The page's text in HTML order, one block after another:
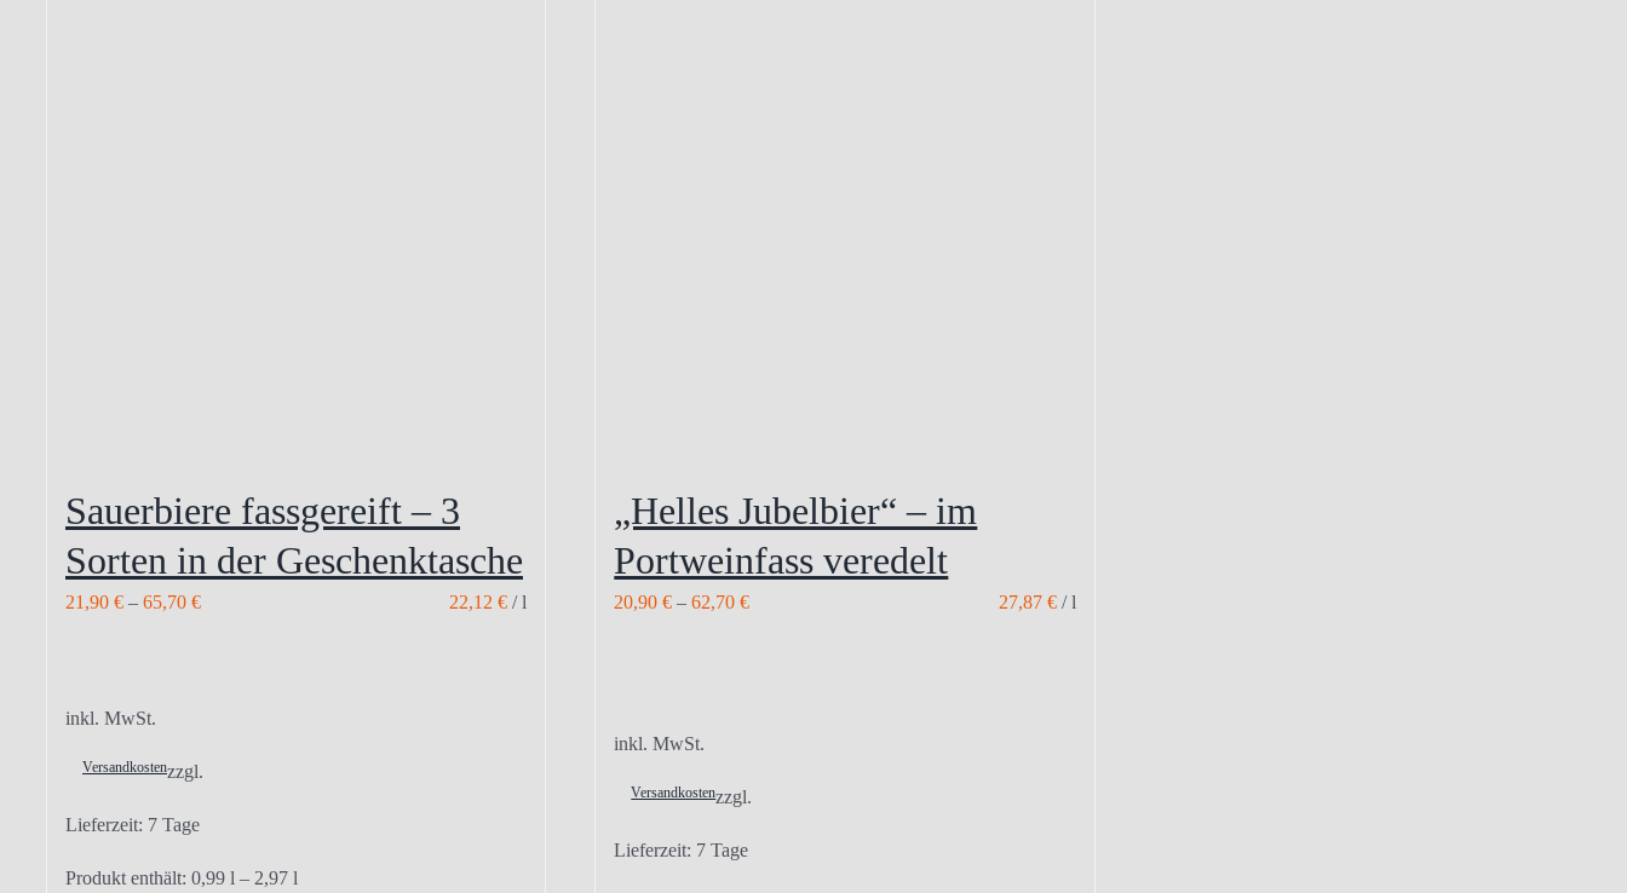
Sauerbiere fassgereift – 3
Sorten in der Geschenktasche
21,90 € – 65,70 € 22,12€ /l
inkl. MwSt.
zzgl.
Versandkosten
Lieferzeit: 7 Tage
Produkt enthält: 0,99 l – 2,97 l
„Helles Jubelbier“ – im
Portweinfass veredelt
20,90€ –62,70€ 27,87 €/l
inkl. MwSt.
zzgl.
Versandkosten
Lieferzeit: 7 Tage